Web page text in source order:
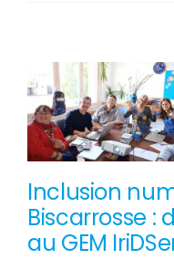
Inclusion
Biscarrosse :
au GEM